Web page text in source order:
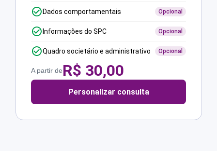
Dados comportamentais Opcional
Informações do SPC Opcional
Quadro societário e administrativo Opcional
A partir deR$ 30,00
Personalizar consulta